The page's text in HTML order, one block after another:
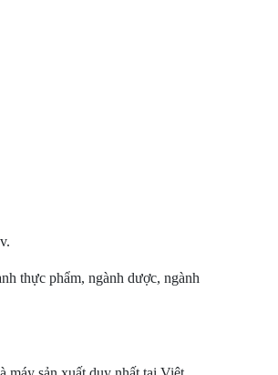
thực phẩm, ngành dược, ngành